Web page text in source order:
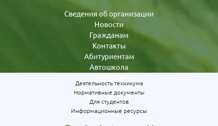
Сведения об организации
Новости
Гражданам
Контакты
Абитуриентам
Автошкола
Деятельность техникума
Нормативные документы
Для студентов
Информационные ресурсы